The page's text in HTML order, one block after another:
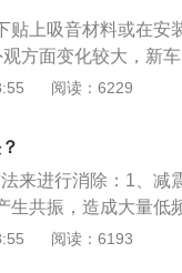
度却较汽油低，因此
机气缸中的混合气
，气缸中的空气压缩
压。
贴上吸音材料或在安
方面变化较大，新
部结构都采用了新的
计，在中控屏幕的设
型的内饰给人的感觉
。
阅读：6229
来进行消除：1、减
生共振，造成大量低
，所以无论是高档车
阅读：6193